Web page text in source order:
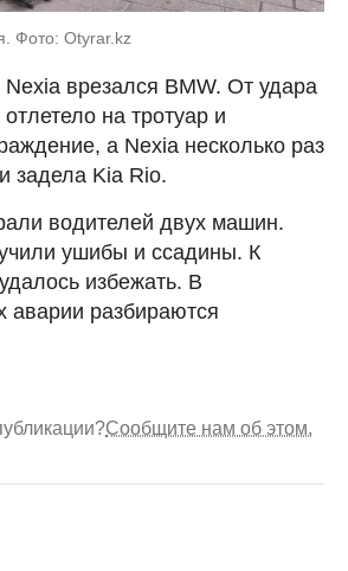
Фото: Otyrar.kz
врезался BMW. От удара
на тротуар и
а Nexia несколько раз
задела Kia Rio.
водителей двух машин.
ушибы и ссадины. К
избежать. В
аварии разбираются
Сообщите нам об этом.